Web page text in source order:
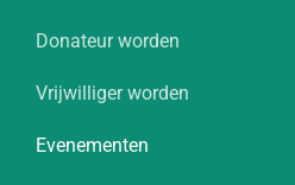
Donateur worden
Vrijwilliger worden
Evenementen